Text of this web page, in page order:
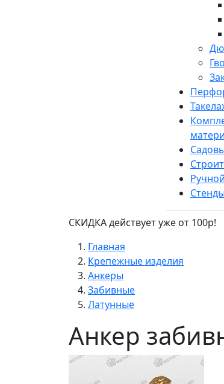
Стенды
СКИДКА действует уже от 100р!
Главная
Крепежные изделия
Анкеры
Забивные
Латунные
Анкер